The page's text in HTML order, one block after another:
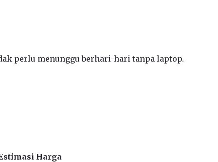
perlu menunggu berhari-hari tanpa laptop.
Harga